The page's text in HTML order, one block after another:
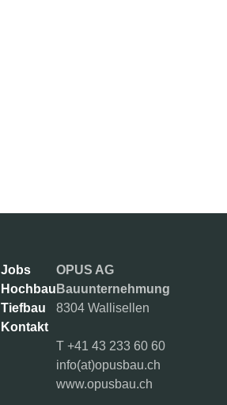
Jobs
Hochbau
Tiefbau
Kontakt
OPUS AG
Bauunternehmung
8304 Wallisellen
T +41 43 233 60 60
info(at)opusbau.ch
www.opusbau.ch